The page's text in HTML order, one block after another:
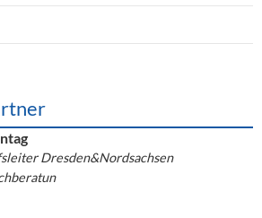
Dresden&Nordsachsen